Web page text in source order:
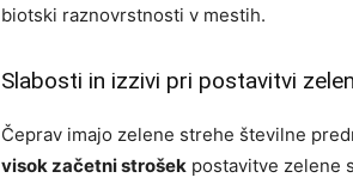
biotski raznovrstnosti v mestih.
Slabosti in izzivi pri postavitvi
Čeprav imajo zelene strehe številne
visok začetni strošek postavitve zelene